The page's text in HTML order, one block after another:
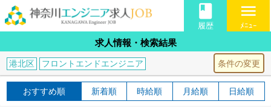
book
履歴
menu
ﾒﾆｭｰ
求人情報・検索結果
条件の変更
港北区 フロントエンドエンジニア
おすすめ順 新着順 時給順 月給順 日給順